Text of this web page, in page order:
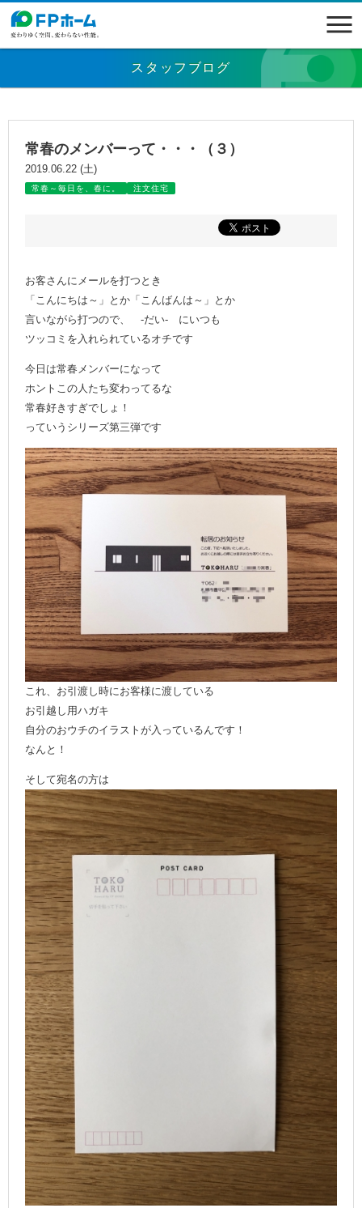
スタッフブログ
常春のメンバーって・・・（３）
2019.06.22 (土)
常春～毎日を、春に。 注文住宅
お客さんにメールを打つとき
「こんにちは～」とか「こんばんは～」とか
言いながら打つので、 ‐だい‐ にいつも
ツッコミを入れられているオチです
今日は常春メンバーになって
ホントこの人たち変わってるな
常春好きすぎでしょ！
っていうシリーズ第三弾です
これ、お引渡し時にお客様に渡している
お引越し用ハガキ
自分のおウチのイラストが入っているんです！
なんと！
そして宛名の方は